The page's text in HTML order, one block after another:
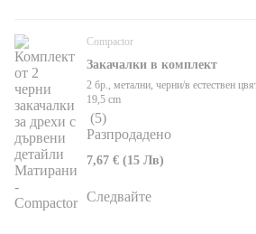
Compactor
Закачалки в комплект
2 бр., метални, черни/в естествен
19,5 cm
(5)
Разпродадено
7,67 € (15 Лв)
Следвайте